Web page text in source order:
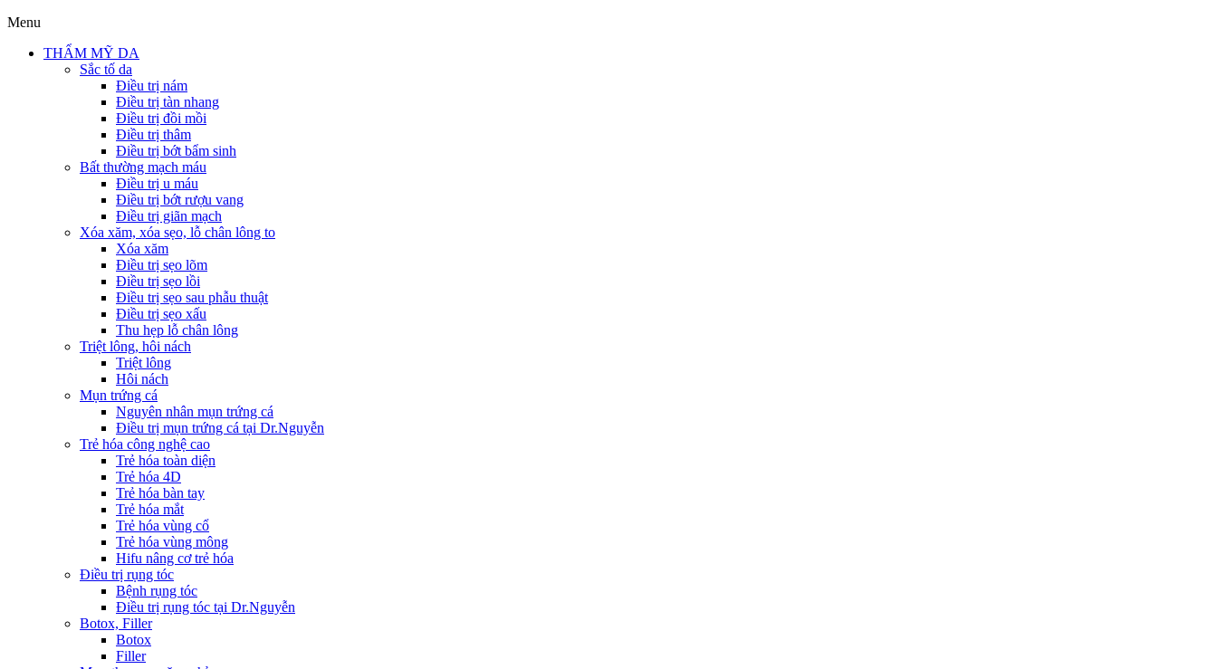
Menu
THẨM MỸ DA
Sắc tố da
Điều trị nám
Điều trị tàn nhang
Điều trị đồi mồi
Điều trị thâm
Điều trị bớt bẩm sinh
Bất thường mạch máu
Điều trị u máu
Điều trị bớt rượu vang
Điều trị giãn mạch
Xóa xăm, xóa sẹo, lỗ chân lông to
Xóa xăm
Điều trị sẹo lõm
Điều trị sẹo lồi
Điều trị sẹo sau phẫu thuật
Điều trị sẹo xấu
Thu hẹp lỗ chân lông
Triệt lông, hôi nách
Triệt lông
Hôi nách
Mụn trứng cá
Nguyên nhân mụn trứng cá
Điều trị mụn trứng cá tại Dr.Nguyễn
Trẻ hóa công nghệ cao
Trẻ hóa toàn diện
Trẻ hóa 4D
Trẻ hóa bàn tay
Trẻ hóa mắt
Trẻ hóa vùng cổ
Trẻ hóa vùng mông
Hifu nâng cơ trẻ hóa
Điều trị rụng tóc
Bệnh rụng tóc
Điều trị rụng tóc tại Dr.Nguyễn
Botox, Filler
Botox
Filler